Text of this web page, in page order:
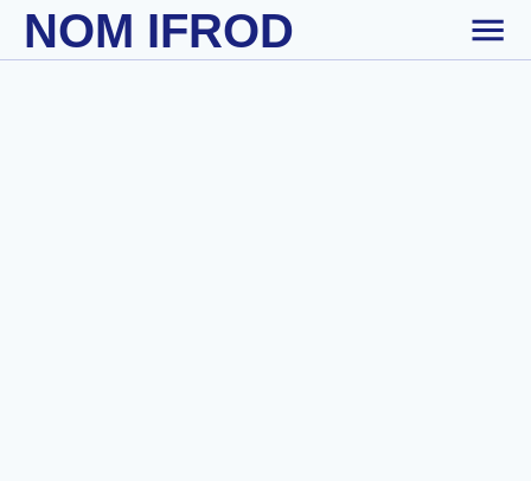
Skip to main content
NOM IFROD